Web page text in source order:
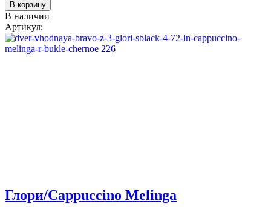
В наличии
Артикул:
Глори/Cappuccino Melinga